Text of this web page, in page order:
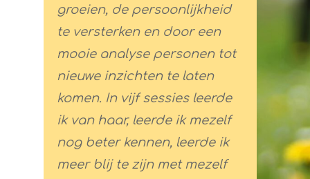
groeien, de persoonlijkheid
te versterken en door een
mooie analyse personen tot
nieuwe inzichten te laten
komen. In vijf sessies leerde
ik van haar, leerde ik mezelf
nog beter kennen, leerde ik
meer blij te zijn met mezelf